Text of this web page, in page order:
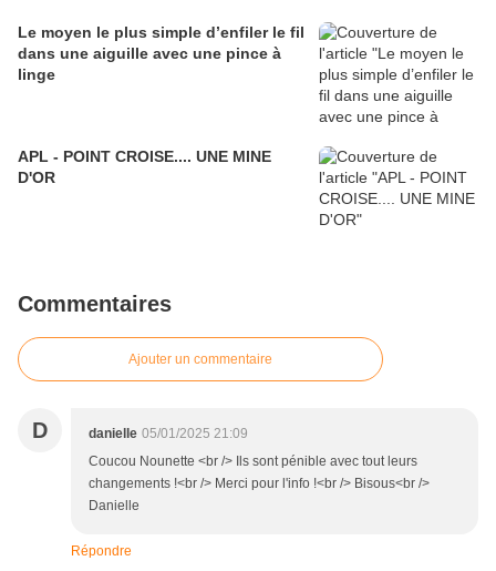
Le moyen le plus simple d’enfiler le fil
dans une aiguille avec une pince à
linge
APL - POINT CROISE.... UNE MINE
D'OR
Commentaires
Ajouter un commentaire
D danielle 05/01/2025 21:09
Coucou Nounette <br /> Ils sont pénible avec tout leurs
changements !<br /> Merci pour l'info !<br /> Bisous<br />
Danielle
Répondre